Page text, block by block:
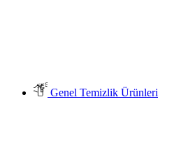
Genel Temizlik Ürünleri